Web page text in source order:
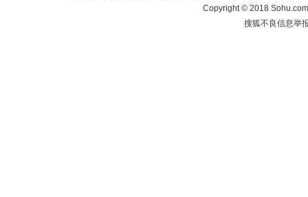
Copyright©2018
搜狐不良信息举